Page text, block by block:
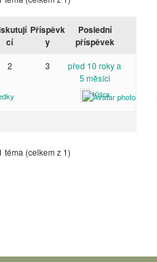
cí
Příspěvk
y
Poslední
příspěvek
2 3
před 10 roky a
5 měsíci
Klára
téma (celkem z 1)